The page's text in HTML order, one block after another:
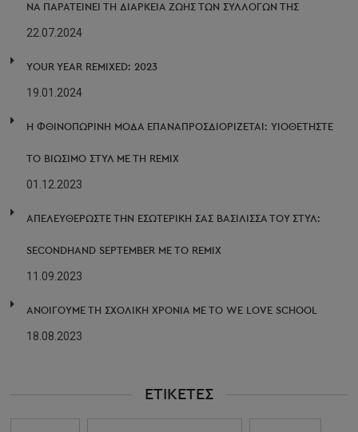
ΝΑ ΠΑΡΑΤΕΊΝΕΙ ΤΗ ΔΙΆΡΚΕΙΑ ΖΩΉΣ ΤΩΝ ΣΥΛΛΟΓΏΝ ΤΗΣ
22.07.2024
YOUR YEAR REMIXED: 2023
19.01.2024
Η ΦΘΙΝΟΠΩΡΙΝΉ ΜΌΔΑ ΕΠΑΝΑΠΡΟΣΔΙΟΡΊΖΕΤΑΙ: ΥΙΟΘΕΤΉΣΤΕ
ΤΟ ΒΙΏΣΙΜΟ ΣΤΥΛ ΜΕ ΤΗ REMIX
01.12.2023
ΑΠΕΛΕΥΘΕΡΩΣΤΕ ΤΗΝ ΕΣΩΤΕΡΙΚΗ ΣΑΣ ΒΑΣΙΛΙΣΣΑ ΤΟΥ ΣΤΥΛ:
SECONDHAND SEPTEMBER ΜΕ ΤΟ REMIX
11.09.2023
ΑΝΟΙΓΟΥΜΕ ΤΗ ΣΧΟΛΙΚΗ ΧΡΟΝΙΑ ΜΕ ΤΟ WE LOVE SCHOOL
18.08.2023
ΕΤΙΚΈΤΕΣ